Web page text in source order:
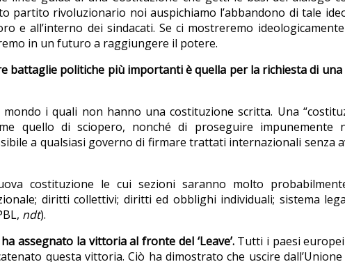
partito rivoluzionario noi auspichiamo l’abbandono di tale
e all’interno dei sindacati. Se ci mostreremo
in un futuro a raggiungere il potere.
battaglie politiche più importanti è quella per la richiesta di
i quali non hanno una costituzione scritta. Una
quello di sciopero, nonché di proseguire impunemente
a qualsiasi governo di firmare trattati internazionali
costituzione le cui sezioni saranno molto
diritti collettivi; diritti ed obblighi individuali; sistema
ndt).
assegnato la vittoria al fronte del ‘Leave’. Tutti i paesi
questa vittoria. Ciò ha dimostrato che uscire